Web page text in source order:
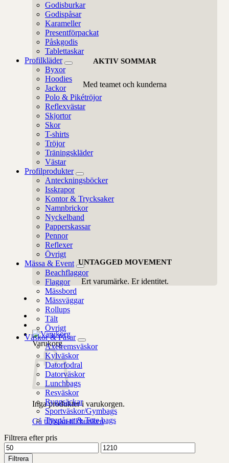
AKTIV SOMMAR
Med teamet och kunderna
UNTAGGED MOVEMENT
Ert varumärke. Er identitet.
Varukorg
Inga produkter i varukorgen.
Gå tillbaka till butiken
Godisburkar
Godispåsar
Karameller
Presentförpackat
Påskgodis
Tablettaskar
Profilkläder
Byxor
Hoodies
Jackor
Polo & Pikétröjor
Reflexvästar
Skjortor
Skor
T-shirts
Tröjor
Träningskläder
Västar
Profilprodukter
Anteckningsböcker
Isskrapor
Kontor & Trycksaker
Namnbrickor
Nyckelband
Papperskassar
Pennor
Reflexer
Övrigt
Mässa & Event
Beachflaggor
Flaggor
Mässbord
Mässväggar
Rollups
Tält
Övrigt
Väskor & Påsar
Axelremsväskor
Kylväskor
Datorfodral
Datorväskor
Lunchbags
Resväskor
Ryggsäckar
Sportväskor/Gymbags
Tygpåsar & Tote bags
Filtrera efter pris
Min
pris
Max
pris
Filtrera